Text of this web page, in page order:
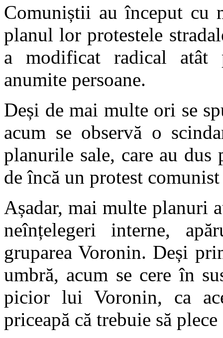
Comuniștii au început cu
planul lor protestele
a modificat radical atât
anumite persoane.
Deși de mai multe ori se
acum se observă o
planurile sale, care au dus
de încă un protest
Așadar, mai multe planuri
neînțelegeri interne,
gruparea Voronin. Deși
umbră, acum se cere în
picior lui Voronin, ca
priceapă că trebuie să plece